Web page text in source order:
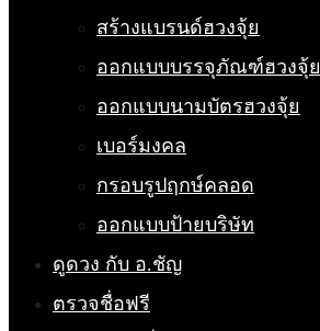
สร้างแบรนด์ฮวงจุ้ย
ออกแบบบรรจุภัณฑ์ฮวงจุ้ย
ออกแบบนามบัตรฮวงจุ้ย
เบอร์มงคล
กรอบรูปฤกษ์คลอด
ออกแบบป้ายบริษัท
ดูดวง กับ อ.ชัญ
ตรวจชื่อฟรี